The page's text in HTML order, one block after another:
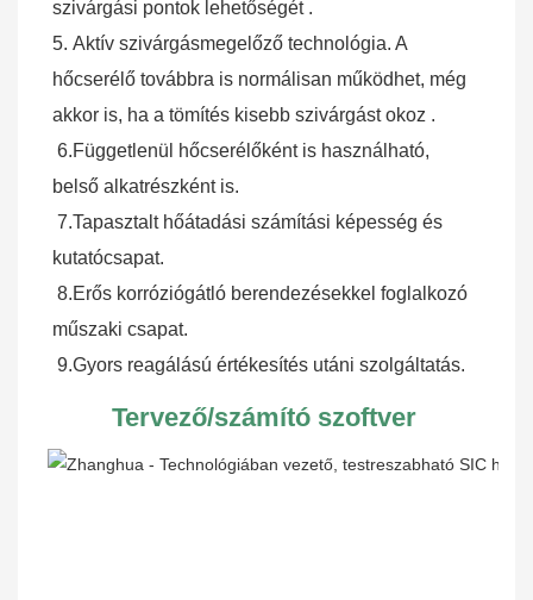
szivárgási pontok lehetőségét .
5. Aktív szivárgásmegelőző technológia. A
hőcserélő továbbra is normálisan működhet, még
akkor is, ha a tömítés kisebb szivárgást okoz .
6.Függetlenül hőcserélőként is használható,
belső alkatrészként is.
7.Tapasztalt hőátadási számítási képesség és
kutatócsapat.
8.Erős korróziógátló berendezésekkel foglalkozó
műszaki csapat.
9.Gyors reagálású értékesítés utáni szolgáltatás.
Tervező/számító szoftver